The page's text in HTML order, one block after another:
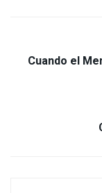
Cuando el